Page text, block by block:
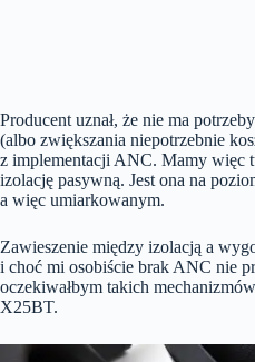
Producent uznał, że nie ma
(albo zwiększania niepotrzebnie
z implementacji ANC. Mamy więc
izolację pasywną. Jest ona na
a więc umiarkowanym.
Zawieszenie między izolacją a
i choć mi osobiście brak ANC nie
oczekiwałbym takich
X25BT.